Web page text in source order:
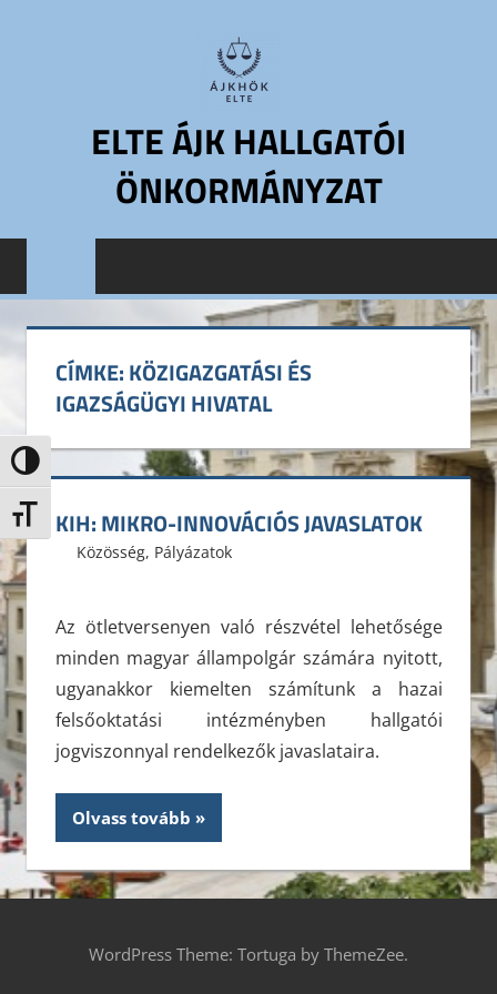
Nagy kontraszt váltása
Betűméret váltása
ELTE ÁJK HALLGATÓI
ÖNKORMÁNYZAT
Jogtudományi
Hallgatói
Önkormányzat
ELTE
ÁJK
HÖK
CÍMKE:KÖZIGAZGATÁSI ÉS
IGAZSÁGÜGYI HIVATAL
KIH: MIKRO-INNOVÁCIÓS JAVASLATOK
2013. november 16.
ELTE ÁJK HÖK
Közösség, Pályázatok
Az ötletversenyen való részvétel lehetősége
minden magyar állampolgár számára nyitott,
ugyanakkor kiemelten számítunk a hazai
felsőoktatási intézményben hallgatói
jogviszonnyal rendelkezők javaslataira.
Olvass tovább
WordPress Theme: Tortuga by ThemeZee.